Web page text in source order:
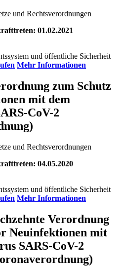
und Rechtsverordnungen
01.02.2021
Mehr Informationen
zum Schutz
mit dem
CoV-2
und Rechtsverordnungen
04.05.2020
Mehr Informationen
Verordnung
Neuinfektionen mit
SARS-CoV-2